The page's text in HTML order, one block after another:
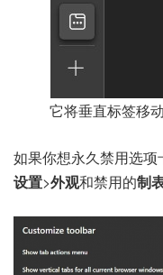
它将垂直标签移
如果你想永久禁用选
设置>外观和禁用的制